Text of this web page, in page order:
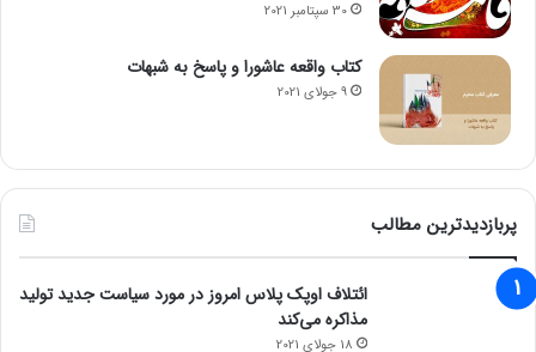
30 سپتامبر 2021
کتاب واقعه عاشورا و پاسخ به شبهات
9 جولای 2021
پربازدیدترین مطالب
ائتلاف اوپک پلاس امروز در مورد سیاست جدید تولید
مذاکره می‌کند
18 جولای 2021